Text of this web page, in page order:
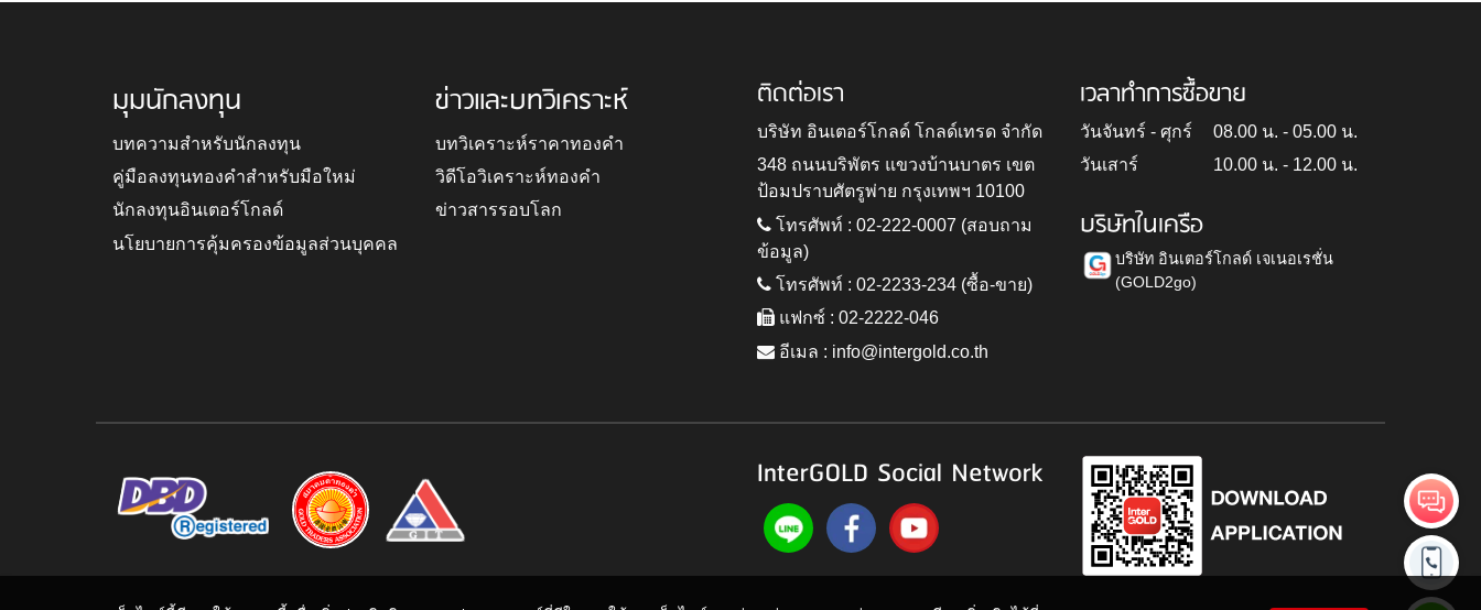
มุมนักลงทุน
บทความสำหรับนักลงทุน
คู่มือลงทุนทองคำสำหรับมือใหม่
นักลงทุนอินเตอร์โกลด์
นโยบายการคุ้มครองข้อมูลส่วนบุคคล
ข่าวและบทวิเคราะห์
บทวิเคราะห์ราคาทองคำ
วิดีโอวิเคราะห์ทองคำ
ข่าวสารรอบโลก
ติดต่อเรา
บริษัท อินเตอร์โกลด์ โกลด์เทรด จำกัด
348 ถนนบริพัตร แขวงบ้านบาตร เขต
ป้อมปราบศัตรูพ่าย กรุงเทพฯ 10100
โทรศัพท์ : 02-222-0007 (สอบถาม
ข้อมูล)
โทรศัพท์ : 02-2233-234 (ซื้อ-ขาย)
แฟกซ์ : 02-2222-046
อีเมล : info@intergold.co.th
เวลาทำการซื้อขาย
วันจันทร์ - ศุกร์
08.00 น. - 05.00 น.
วันเสาร์
10.00 น. - 12.00 น.
บริษัทในเครือ
บริษัท อินเตอร์โกลด์ เจเนอเรชั่น
(GOLD2go)
InterGOLD Social Network